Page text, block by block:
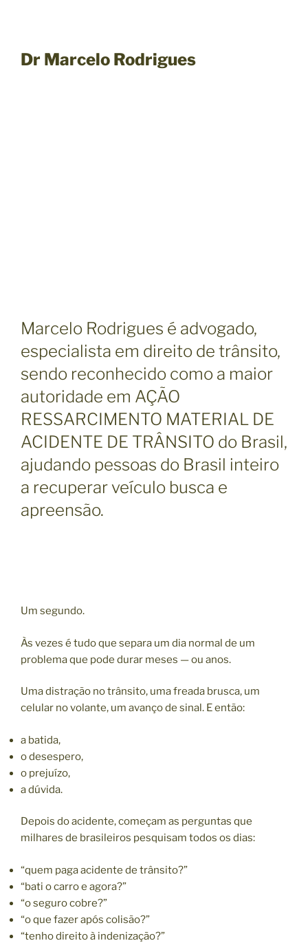
Dr Marcelo Rodrigues
Marcelo Rodrigues é advogado,
especialista em direito de trânsito,
sendo reconhecido como a maior
autoridade em AÇÃO
RESSARCIMENTO MATERIAL DE
ACIDENTE DE TRÂNSITO do Brasil,
ajudando pessoas do Brasil inteiro
a recuperar veículo busca e
apreensão.
Um segundo.
Às vezes é tudo que separa um dia normal de um
problema que pode durar meses — ou anos.
Uma distração no trânsito, uma freada brusca, um
celular no volante, um avanço de sinal. E então:
a batida,
o desespero,
o prejuízo,
a dúvida.
Depois do acidente, começam as perguntas que
milhares de brasileiros pesquisam todos os dias:
“quem paga acidente de trânsito?”
“bati o carro e agora?”
“o seguro cobre?”
“o que fazer após colisão?”
“tenho direito à indenização?”